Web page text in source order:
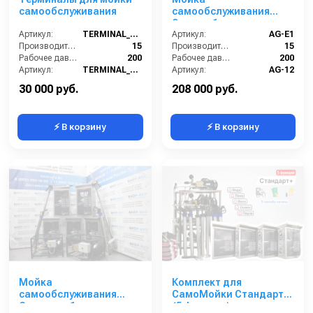
Выезд сервисного специалиста на вашу мойку 24/7
Гибкая система скидок на оборудование
Обзор оборудования:
самообслуживания
Артикул:
TERMINAL_MSO
Производительность (л/мин):
15
Рабочее давление (бар):
200
Артикул:
TERMINAL_MSO
Страна-производитель:
30 000 руб.
⚡ В корзину
самообслуживания
Эконом 1 пост
Артикул:
AG-E1
Производительность (л/мин):
15
Рабочее давление (бар):
200
Артикул:
AG-12
208 000 руб.
⚡ В корзину
Мойка
самообслуживания
Стандарт 1 пост
Комплект для
СамоМойки Стандарт+
(5 функции)